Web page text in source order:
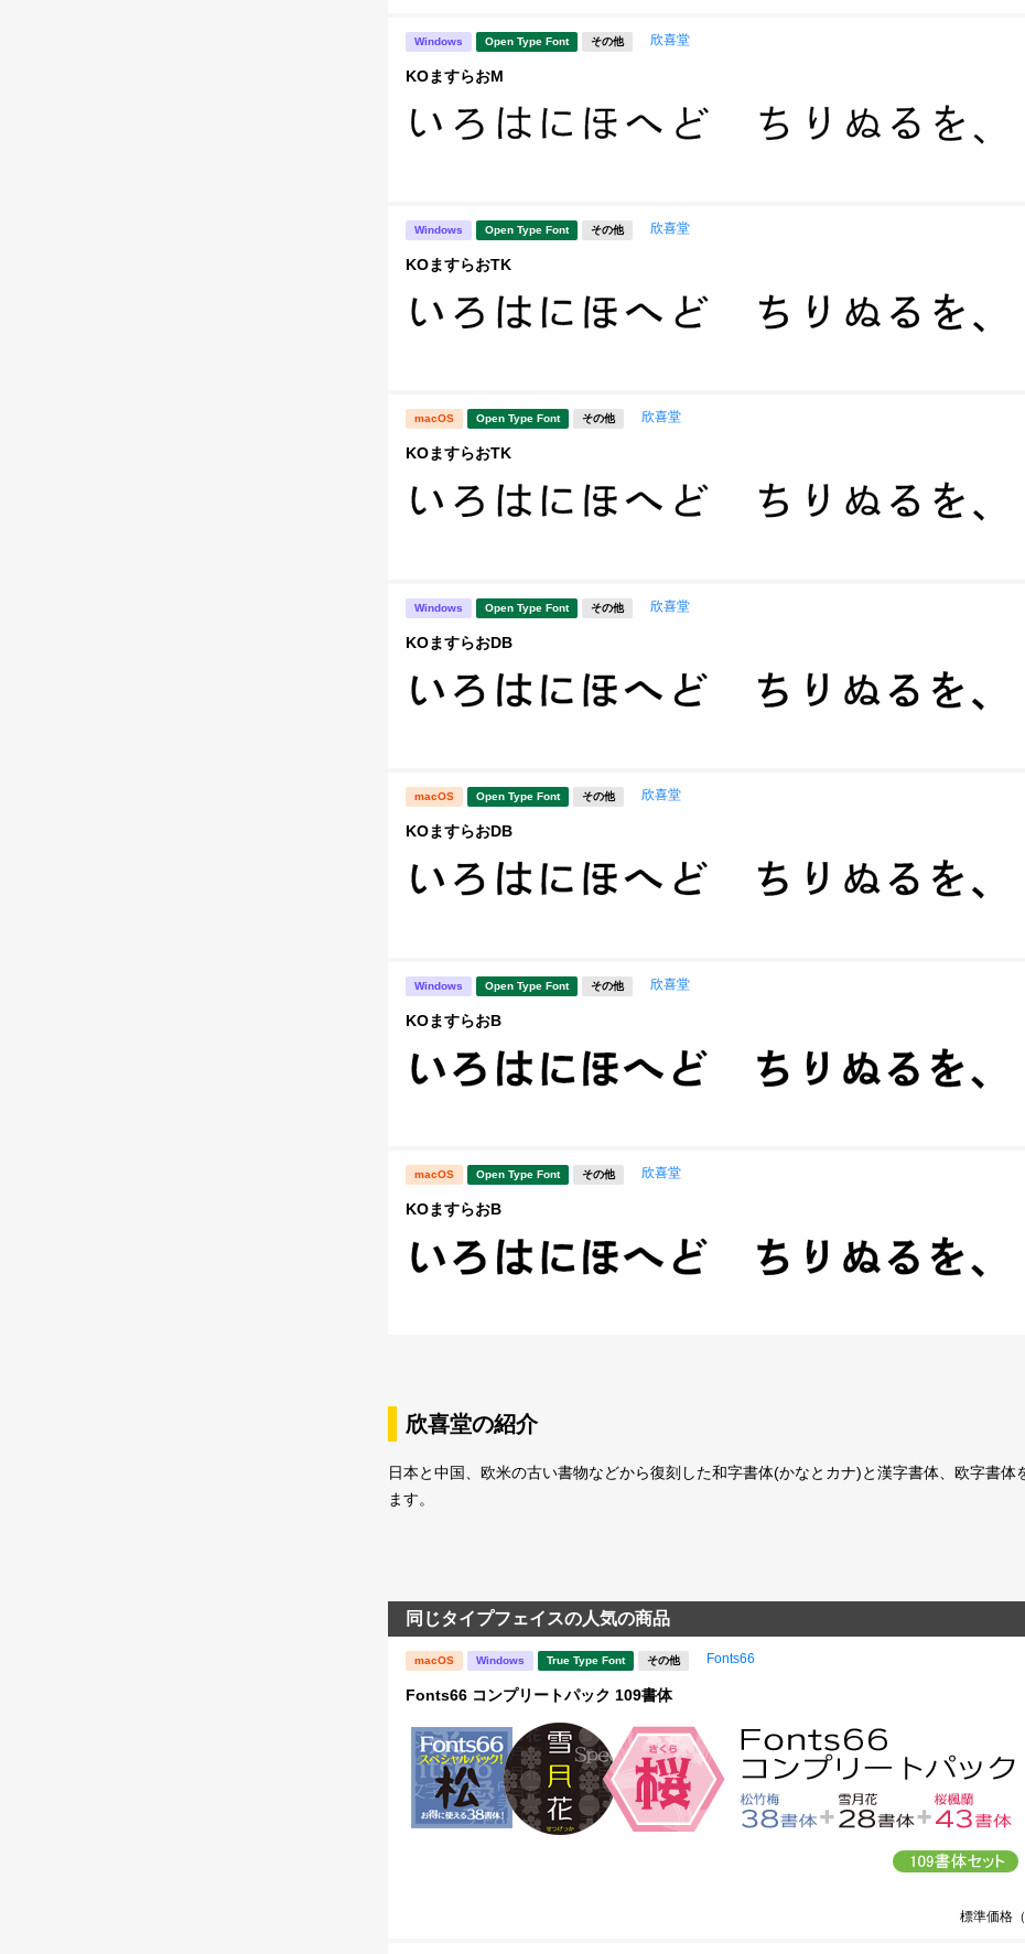
Windows Open Type Font その他 欣喜堂
KOますらおM
Windows Open Type Font その他 欣喜堂
KOますらおTK
macOS Open Type Font その他 欣喜堂
KOますらおTK
Windows Open Type Font その他 欣喜堂
KOますらおDB
macOS Open Type Font その他 欣喜堂
KOますらおDB
Windows Open Type Font その他 欣喜堂
KOますらおB
macOS Open Type Font その他 欣喜堂
KOますらおB
欣喜堂の紹介
日本と中国、欧米の古い書物などから復刻した和字書体(かなとカナ)と漢字書体、欧字書
ます。
同じタイプフェイスの人気の商品
macOS Windows True Type Font その他 Fonts66
Fonts66 コンプリートパック 109書体
標準価格（